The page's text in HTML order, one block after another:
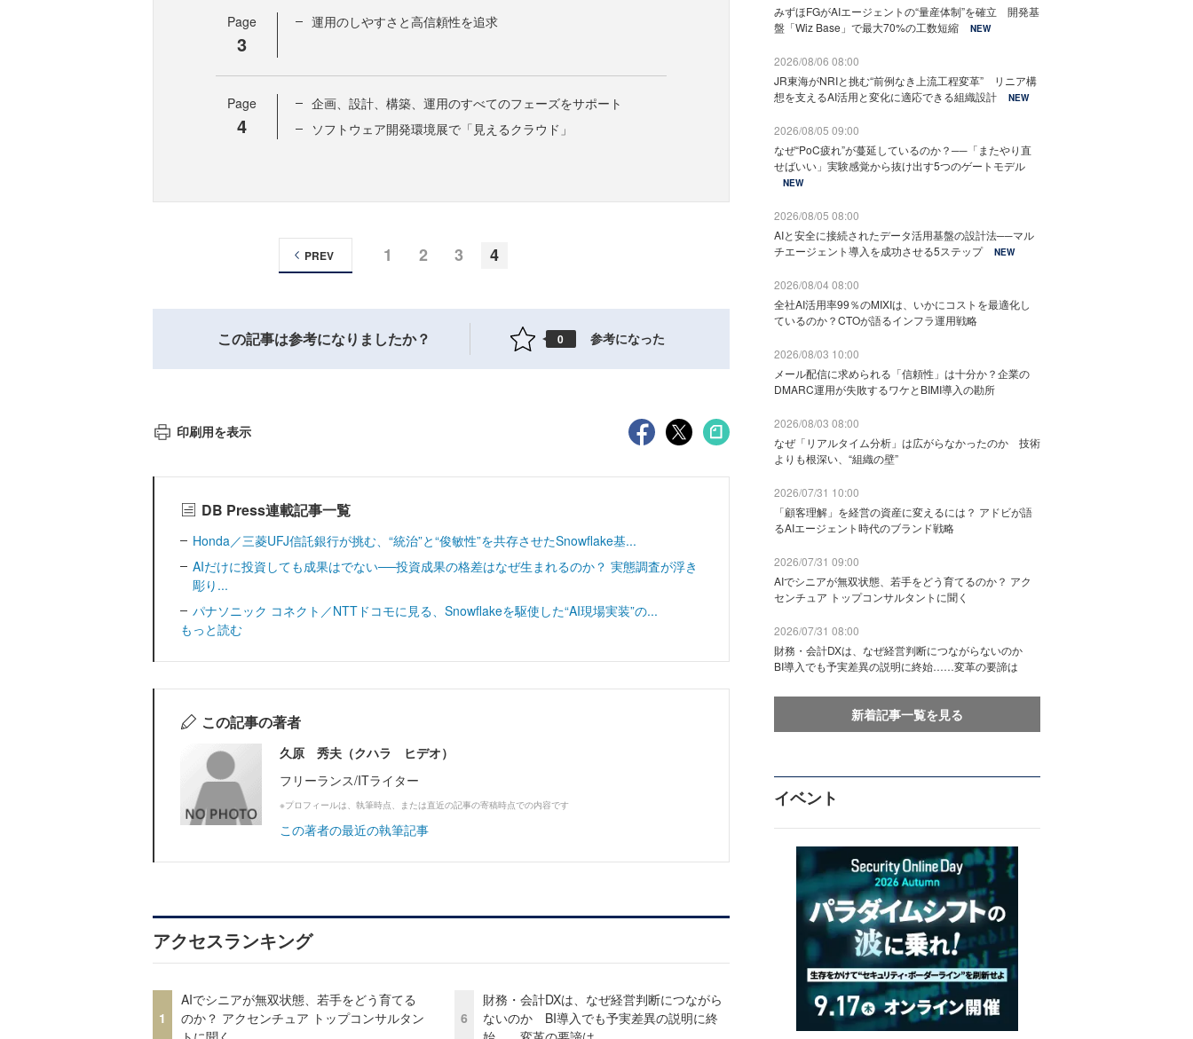
Page
3
運用のしやすさと高信頼性を追求
Page
4
企画、設計、構築、運用のすべてのフェーズをサポート
ソフトウェア開発環境展で「見えるクラウド」
1 2 3 4
PREV
この記事は参考になりましたか？ 0 参考になった
印刷用を表示
DB Press連載記事一覧
Honda／三菱UFJ信託銀行が挑む、“統治”と“俊敏性”を共存させたSnowflake基...
AIだけに投資しても成果はでない──投資成果の格差はなぜ生まれるのか？ 実態調査が浮き
彫り...
パナソニック コネクト／NTTドコモに見る、Snowflakeを駆使した“AI現場実装”の...
もっと読む
この記事の著者
久原 秀夫（クハラ ヒデオ）
フリーランス/ITライター
※プロフィールは、執筆時点、または直近の記事の寄稿時点での内容です
この著者の最近の執筆記事
アクセスランキング
1
AIでシニアが無双状態、若手をどう育てる
のか？ アクセンチュア トップコンサルタン
6
財務・会計DXは、なぜ経営判断につながら
ないのか BI導入でも予実差異の説明に終
みずほFGがAIエージェントの“量産体制”を確立 開発基
盤「Wiz Base」で最大70%の工数短縮
NEW
2026/08/06 08:00
JR東海がNRIと挑む“前例なき上流工程変革” リニア構
想を支えるAI活用と変化に適応できる組織設計
NEW
2026/08/05 09:00
なぜ“PoC疲れ”が蔓延しているのか？──「またやり直
せばいい」実験感覚から抜け出す5つのゲートモデル
NEW
2026/08/05 08:00
AIと安全に接続されたデータ活用基盤の設計法──マル
チエージェント導入を成功させる5ステップ
NEW
2026/08/04 08:00
全社AI活用率99％のMIXIは、いかにコストを最適化し
ているのか？CTOが語るインフラ運用戦略
2026/08/03 10:00
メール配信に求められる「信頼性」は十分か？企業の
DMARC運用が失敗するワケとBIMI導入の勘所
2026/08/03 08:00
なぜ「リアルタイム分析」は広がらなかったのか 技術
よりも根深い、“組織の壁”
2026/07/31 10:00
「顧客理解」を経営の資産に変えるには？ アドビが語
るAIエージェント時代のブランド戦略
2026/07/31 09:00
AIでシニアが無双状態、若手をどう育てるのか？ アク
センチュア トップコンサルタントに聞く
2026/07/31 08:00
財務・会計DXは、なぜ経営判断につながらないのか
BI導入でも予実差異の説明に終始……変革の要諦は
新着記事一覧を見る
イベント